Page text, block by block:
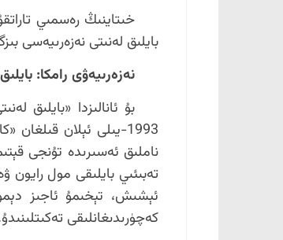
خىتاينىڭ رەسمىي
بايلىق لەنىتى نەزەرىيەسى
نەزەرىيەۋى رامكا:
بۇ ئانالىزدا «بايلىق
1993-يىلى ئېلان
ناملىق ئەسىرىدە تۇنجى
تەبىئىي بايلىقى مول رايون
ئېشىش، تېخىمۇ ئاجىز
كەچۈرىدىغانلىقى